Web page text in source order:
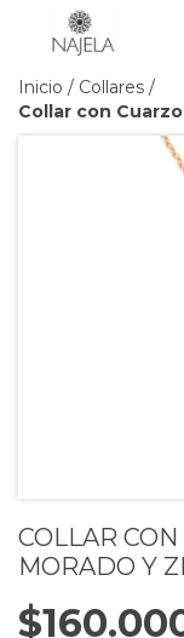
Inicio / Collares /
Collar con
COLLAR
MORADO Y